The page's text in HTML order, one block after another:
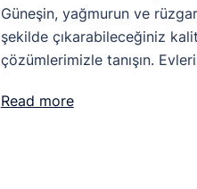
Güneşin, yağmurun ve
şekilde çıkarabileceğiniz
çözümlerimizle tanışın.
Read more